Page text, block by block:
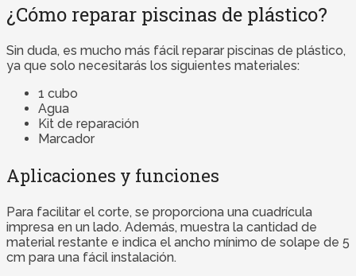
¿Cómo reparar piscinas de plástico?
Sin duda, es mucho más fácil reparar piscinas de plástico,
ya que solo necesitarás los siguientes materiales:
1 cubo
Agua
Kit de reparación
Marcador
Aplicaciones y funciones
Para facilitar el corte, se proporciona una cuadrícula
impresa en un lado. Además, muestra la cantidad de
material restante e indica el ancho mínimo de solape de 5
cm para una fácil instalación.